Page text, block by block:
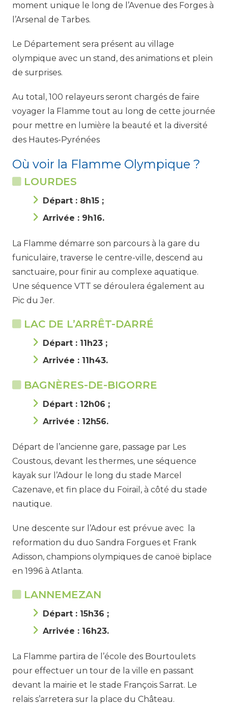
moment unique le long de l’Avenue des Forges à
l’Arsenal de Tarbes.
Le Département sera présent au village
olympique avec un stand, des animations et plein
de surprises.
Au total, 100 relayeurs seront chargés de faire
voyager la Flamme tout au long de cette journée
pour mettre en lumière la beauté et la diversité
des Hautes-Pyrénées
Où voir la Flamme Olympique ?
LOURDES
Départ : 8h15 ;
Arrivée : 9h16.
La Flamme démarre son parcours à la gare du
funiculaire, traverse le centre-ville, descend au
sanctuaire, pour finir au complexe aquatique.
Une séquence VTT se déroulera également au
Pic du Jer.
LAC DE L’ARRÊT-DARRÉ
Départ : 11h23 ;
Arrivée : 11h43.
BAGNÈRES-DE-BIGORRE
Départ : 12h06 ;
Arrivée : 12h56.
Départ de l’ancienne gare, passage par Les
Coustous, devant les thermes, une séquence
kayak sur l’Adour le long du stade Marcel
Cazenave, et fin place du Foirail, à côté du stade
nautique.
Une descente sur l’Adour est prévue avec la
reformation du duo Sandra Forgues et Frank
Adisson, champions olympiques de canoë biplace
en 1996 à Atlanta.
LANNEMEZAN
Départ : 15h36 ;
Arrivée : 16h23.
La Flamme partira de l’école des Bourtoulets
pour effectuer un tour de la ville en passant
devant la mairie et le stade François Sarrat. Le
relais s’arretera sur la place du Château.